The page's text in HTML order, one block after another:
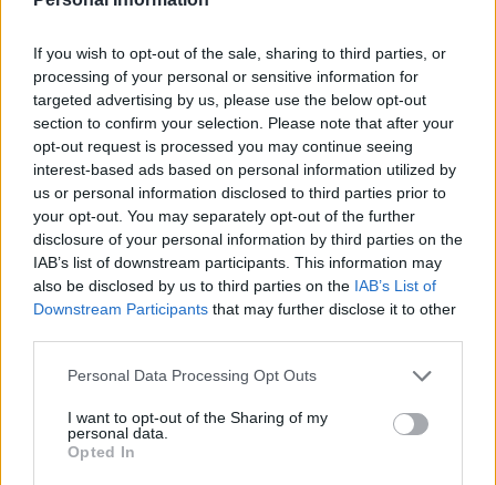
If you wish to opt-out of the sale, sharing to third parties, or
processing of your personal or sensitive information for
targeted advertising by us, please use the below opt-out
section to confirm your selection. Please note that after your
opt-out request is processed you may continue seeing
interest-based ads based on personal information utilized by
us or personal information disclosed to third parties prior to
your opt-out. You may separately opt-out of the further
disclosure of your personal information by third parties on the
IAB’s list of downstream participants. This information may
also be disclosed by us to third parties on the IAB’s List of
Downstream Participants that may further disclose it to other
Please note that this website/app uses one or more Google
not limited to your visit or usage behaviour. You may click to
grant or deny consent to Google and its third-party tags to
use your data for below specified purposes in below Google
Personal Data Processing Opt Outs
I want to opt-out of the Sharing of my
personal data.
Opted In